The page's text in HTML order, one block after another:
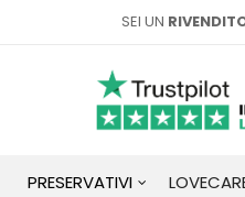
SEI UN
PRESERVATIVI